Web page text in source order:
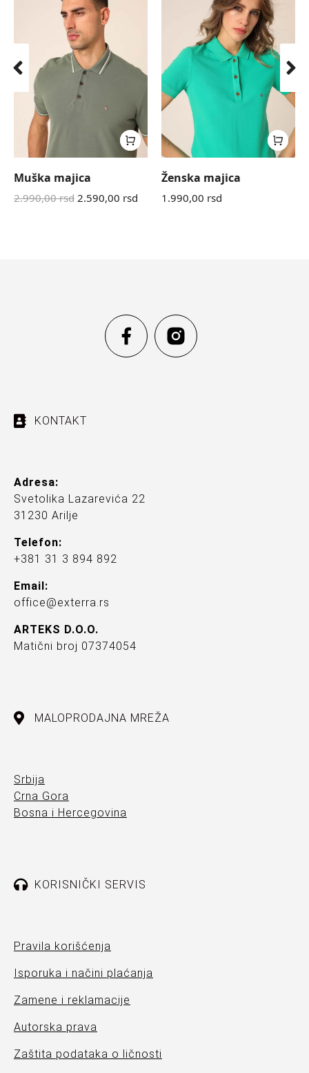
Muška majica
2.990,00rsd 2.590,00 rsd
Ženska majica
1.990,00 rsd
KONTAKT
Adresa:
Svetolika Lazarevića 22
31230 Arilje
Telefon:
+381 31 3 894 892
Email:
office@exterra.rs
ARTEKS D.O.O.
Matični broj 07374054
MALOPRODAJNA MREŽA
Srbija
Crna Gora
Bosna i Hercegovina
KORISNIČKI SERVIS
Pravila korišćenja
Isporuka i načini plaćanja
Zamene i reklamacije
Autorska prava
Zaštita podataka o ličnosti